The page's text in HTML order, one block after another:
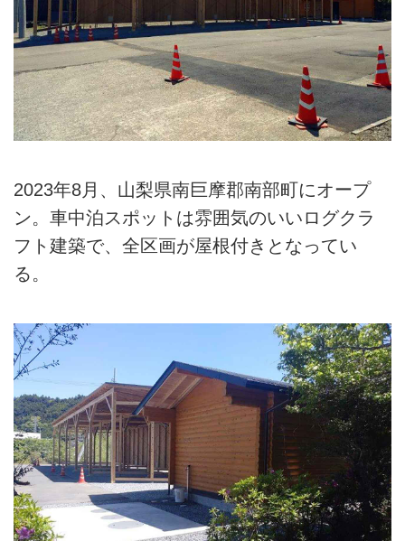
2023年8月、山梨県南巨摩郡南部町にオープ
ン。車中泊スポットは雰囲気のいいログクラ
フト建築で、全区画が屋根付きとなってい
る。